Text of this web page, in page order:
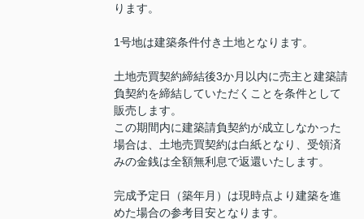
ります。
1号地は建築条件付き土地となります。
土地売買契約締結後3か月以内に売主と建築請
負契約を締結していただくことを条件として
販売します。
この期間内に建築請負契約が成立しなかった
場合は、土地売買契約は白紙となり、受領済
みの金銭は全額無利息で返還いたします。
完成予定日（築年月）は現時点より建築を進
めた場合の参考目安となります。